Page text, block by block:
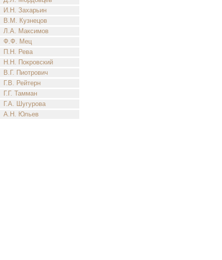
И.Н. Захарьин
В.М. Кузнецов
Л.А. Максимов
Ф.Ф. Мец
П.Н. Рева
Н.Н. Покровский
В.Г. Пиотрович
Г.В. Рейтерн
Г.Г. Тамман
Г.А. Шугурова
А.Н. Юльев